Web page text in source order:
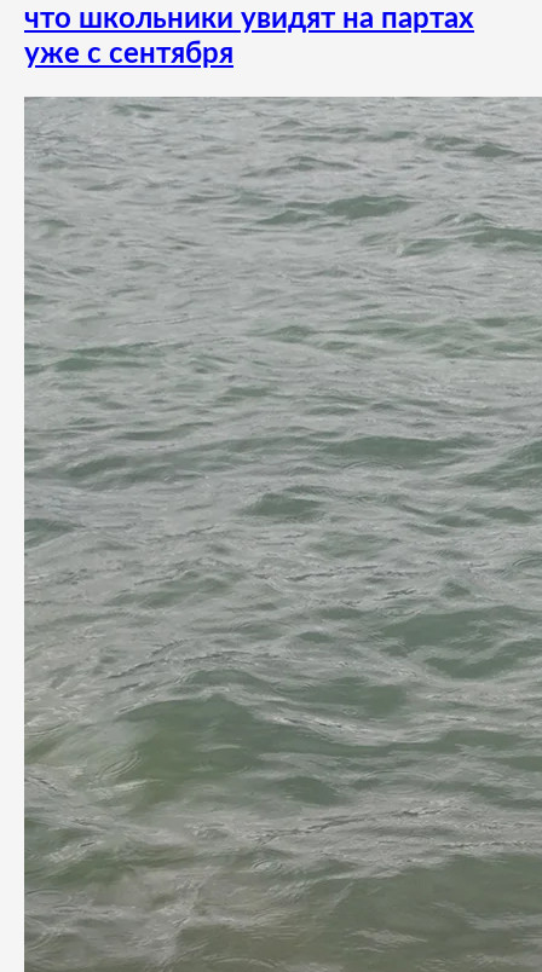
что школьники увидят на партах
уже с сентября